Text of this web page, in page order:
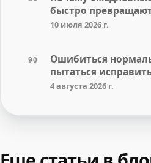
быстро
10 июля 2026 г.
90
Ошибиться
пытаться
4 августа 2026 г.